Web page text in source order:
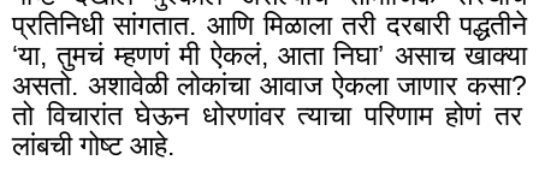
प्रतिनिधी सांगतात. आणि मिळाला तरी दरबारी पद्धतीने
‘या, तुमचं म्हणणं मी ऐकलं, आता निघा’ असाच खाक्या
असतो. अशावेळी लोकांचा आवाज ऐकला जाणार कसा?
तो विचारांत घेऊन धोरणांवर त्याचा परिणाम होणं तर
लांबची गोष्ट आहे.